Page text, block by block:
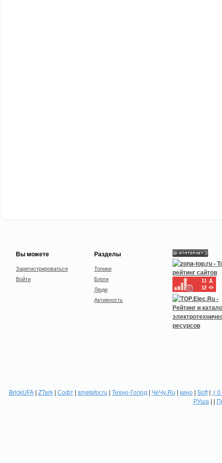
Вы можете
Зарегистрироваться
Войти
Разделы
Топики
Блоги
Люди
Активность
BrickUFA| ZTark| Софт| smetafor.ru | Техно-Голод | ЧеЧу.Ru | кино| Soft| :(
РУша | |